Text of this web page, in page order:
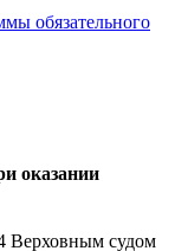
обязательного
оказании
Верховным судом